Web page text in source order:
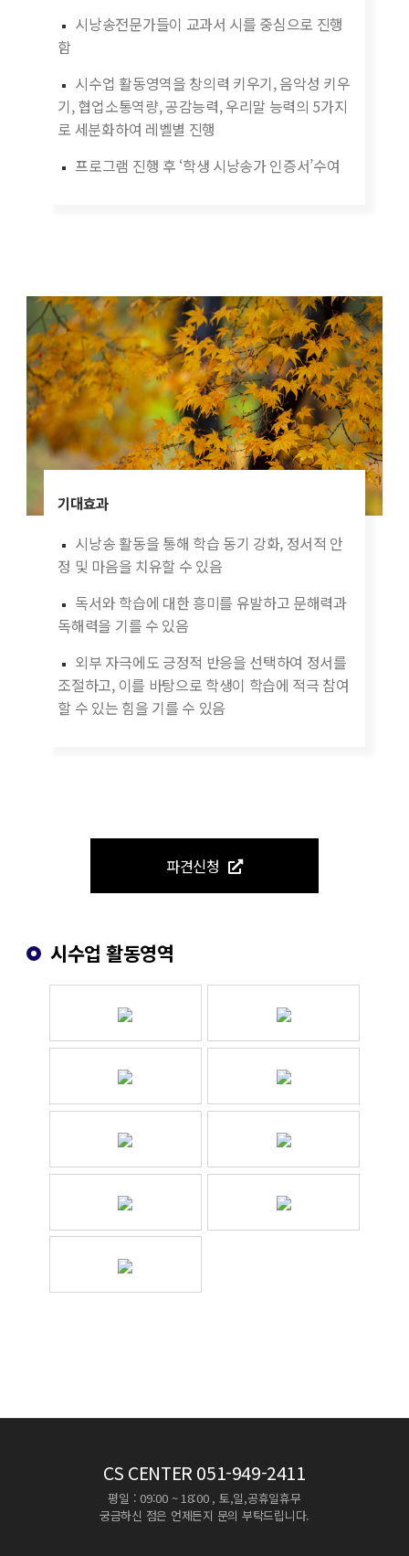
시낭송전문가들이 교과서 시를 중심으로 진행
함
시수업 활동영역을 창의력 키우기, 음악성 키우
기, 협업소통역량, 공감능력, 우리말 능력의 5가지
로 세분화하여 레벨별 진행
프로그램 진행 후 ‘학생 시낭송가 인증서’수여
기대효과
시낭송 활동을 통해 학습 동기 강화, 정서적 안
정 및 마음을 치유할 수 있음
독서와 학습에 대한 흥미를 유발하고 문해력과
독해력을 기를 수 있음
외부 자극에도 긍정적 반응을 선택하여 정서를
조절하고, 이를 바탕으로 학생이 학습에 적극 참여
할 수 있는 힘을 기를 수 있음
파견신청
시수업 활동영역
CS CENTER 051-949-2411
평일 : 09:00 ~ 18:00 , 토,일,공휴일휴무
궁금하신 점은 언제든지 문의 부탁드립니다.